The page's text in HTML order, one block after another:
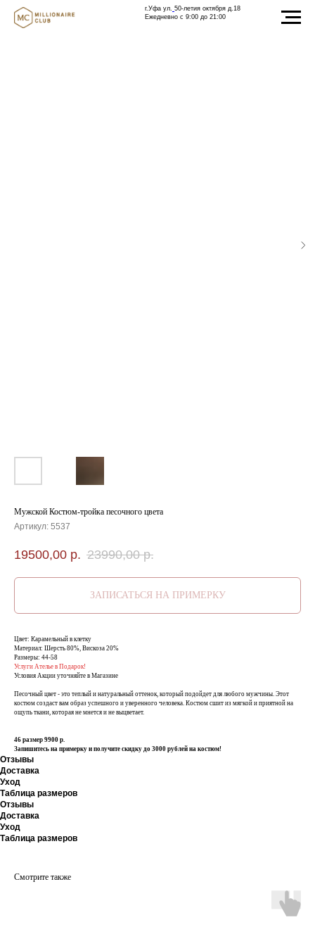
г.Уфа ул. 50-летия октября д.18
Ежедневно с 9:00 до 21:00
Мужской Костюм-тройка песочного цвета
Артикул: 5537
19500,00 р. 23990,00 р.
ЗАПИСАТЬСЯ НА ПРИМЕРКУ
Цвет: Карамельный в клетку
Материал: Шерсть 80%, Вискоза 20%
Размеры: 44-58
Услуги Ателье в Подарок!
Условия Акции уточняйте в Магазине
Песочный цвет - это теплый и натуральный оттенок, который подойдет для любого мужчины. Этот
костюм создаст вам образ успешного и уверенного человека. Костюм сшит из мягкой и приятной на
ощупь ткани, которая не мнется и не выцветает.
46 размер 9900 р.
Запишитесь на примерку и получите скидку до 3000 рублей на костюм!
Отзывы
Доставка
Уход
Таблица размеров
Отзывы
Доставка
Уход
Таблица размеров
Смотрите также